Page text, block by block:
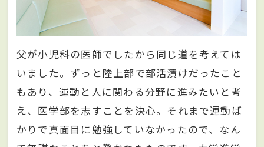
父が小児科の医師でしたから同じ道を考えては
いました。ずっと陸上部で部活漬けだったこと
もあり、運動と人に関わる分野に進みたいと考
え、医学部を志すことを決心。それまで運動ば
かりで真面目に勉強していなかったので、なん